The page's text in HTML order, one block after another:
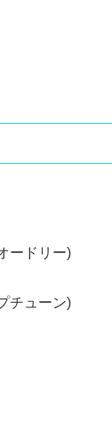
ードリー)
チューン)